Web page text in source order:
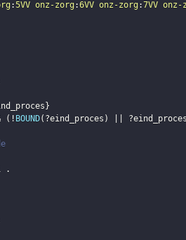
:5VV onz-zorg :6VV onz-zorg :7VV onz-
}
( ! BOUND( ?eind_proces ) ?eind_proces
.